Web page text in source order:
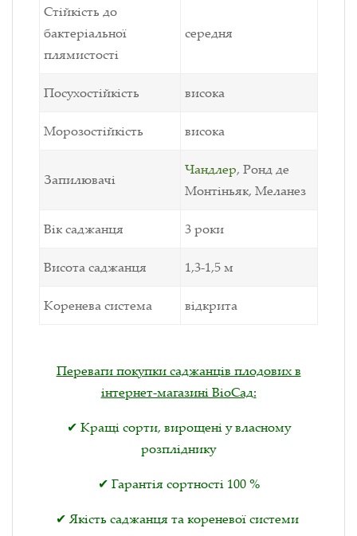
Стійкість до
бактеріальної
плямистості
середня
Посухостійкість висока
Морозостійкість висока
Запилювачі
Чандлер, Ронд де
Монтіньяк, Меланез
Вік саджанця 3 роки
Висота саджанця 1,3-1,5 м
Коренева система відкрита
Переваги покупки саджанців плодових в
інтернет-магазині ВіоСад:
✔ Кращі сорти, вирощені у власному
розпліднику
✔ Гарантія сортності 100 %
✔ Якість саджанця та кореневої системи